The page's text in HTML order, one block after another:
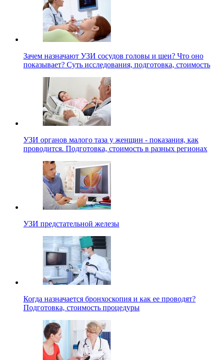
Зачем назначают УЗИ сосудов головы и шеи? Что оно
показывает? Суть исследования, подготовка, стоимость
УЗИ органов малого таза у женщин - показания, как
проводится. Подготовка, стоимость в разных регионах
УЗИ предстательной железы
Когда назначается бронхоскопия и как ее проводят?
Подготовка, стоимость процедуры